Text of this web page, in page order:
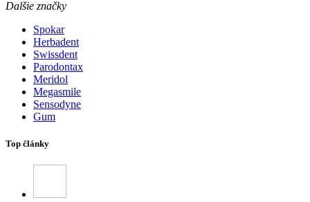
Dalšie značky
Spokar
Herbadent
Swissdent
Parodontax
Meridol
Megasmile
Sensodyne
Gum
Top články